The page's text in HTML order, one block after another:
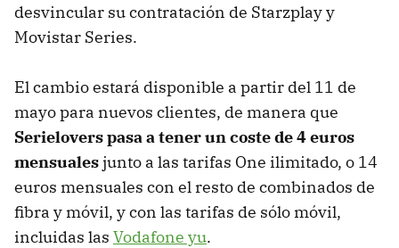
desvincular su contratación de Starzplay y
Movistar Series.
El cambio estará disponible a partir del 11 de
mayo para nuevos clientes, de manera que
Serielovers pasa a tener un coste de 4 euros
mensualesjunto a las tarifas One ilimitado, o 14
euros mensuales con el resto de combinados de
fibra y móvil, y con las tarifas de sólo móvil,
incluidas las Vodafone yu.